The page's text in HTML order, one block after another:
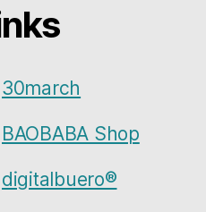
30march
BAOBABA Shop
digitalbuero®